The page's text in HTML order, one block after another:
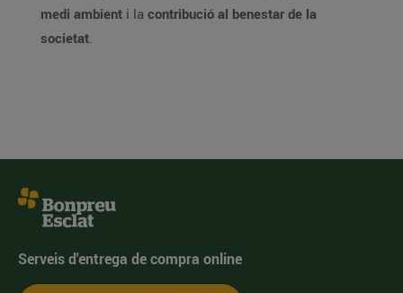
medi ambient i la contribució al benestar de la
societat.
Serveis d'entrega de compra online